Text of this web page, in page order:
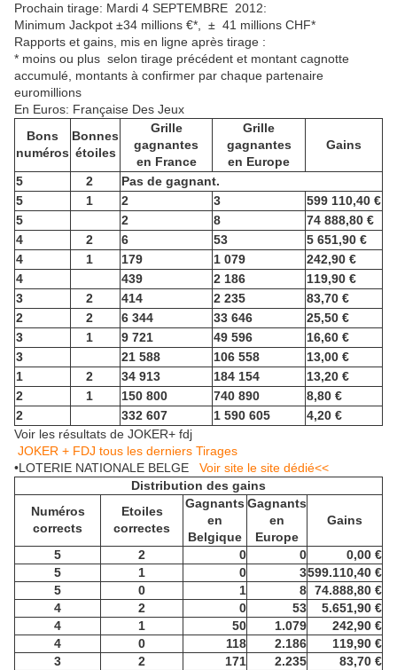
Prochain tirage: Mardi 4 SEPTEMBRE 2012:
Minimum Jackpot ±34 millions €*, ± 41 millions CHF*
Rapports et gains, mis en ligne après tirage :
* moins ou plus selon tirage précédent et montant cagnotte
accumulé, montants à confirmer par chaque partenaire
euromillions
En Euros: Française Des Jeux
Bons
numéros
Bonnes
étoiles
Grille
gagnantes
en France
Grille
gagnantes
en Europe
Gains
5 2
Pas de gagnant.
5
1 2 3
599 110,40 €
5
2 8
74 888,80 €
4
2 6 53
5 651,90 €
4
1 179 1 079
242,90 €
4
439 2 186
119,90 €
3
2 414 2 235
83,70 €
2
2 6 344 33 646
25,50 €
3
1 9 721 49 596
16,60 €
3
21 588 106 558
13,00 €
1
2 34 913 184 154
13,20 €
2
1 150 800 740 890
8,80 €
2
332 607 1 590 605
4,20 €
Voir les résultats de JOKER+ fdj
JOKER + FDJ tous les derniers Tirages
•LOTERIE NATIONALE BELGE Voir site le site dédié<<
Distribution des gains
Numéros
corrects
Etoiles
correctes
Gagnants
en
Belgique
Gagnants
en
Europe
Gains
5 2 0 0
0,00 €
5
1 0 3599.110,40 €
5
0 1 8 74.888,80 €
4
2 0 53
5.651,90 €
4
1 50 1.079
242,90 €
4
0 118 2.186
119,90 €
3
2 171 2.235
83,70 €